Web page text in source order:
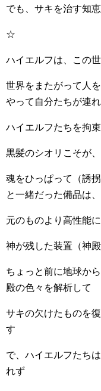
でも、サキを治す知
☆
ハイエルフは、この
世界をまたがって人
やって自分たちが連
ハイエルフたちを拘
黒髪のシオリこそが
魂をひっぱって（誘
と一緒だった備品は
元のものより高性能
神が残した装置（神
ちょっと前に地球か
殿の色々を解析して
サキの欠けたものを
す
で、ハイエルフたち
れず